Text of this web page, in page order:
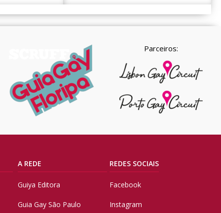
Parceiros:
A REDE
Guiya Editora
Guia Gay São Paulo
REDES SOCIAIS
Facebook
Instagram